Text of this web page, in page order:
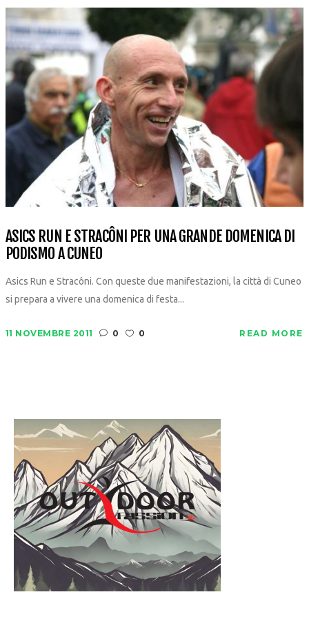
ASICS RUN E STRACÔNI PER UNA GRANDE DOMENICA DI
PODISMO A CUNEO
Asics Run e Stracôni. Con queste due manifestazioni, la città di Cuneo
si prepara a vivere una domenica di festa...
11 NOVEMBRE 2011 0 0 READ MORE